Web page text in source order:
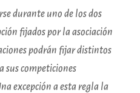
durante uno de los dos
fijados por la asociación
podrán fijar distintos
sus competiciones
excepción a esta regla la